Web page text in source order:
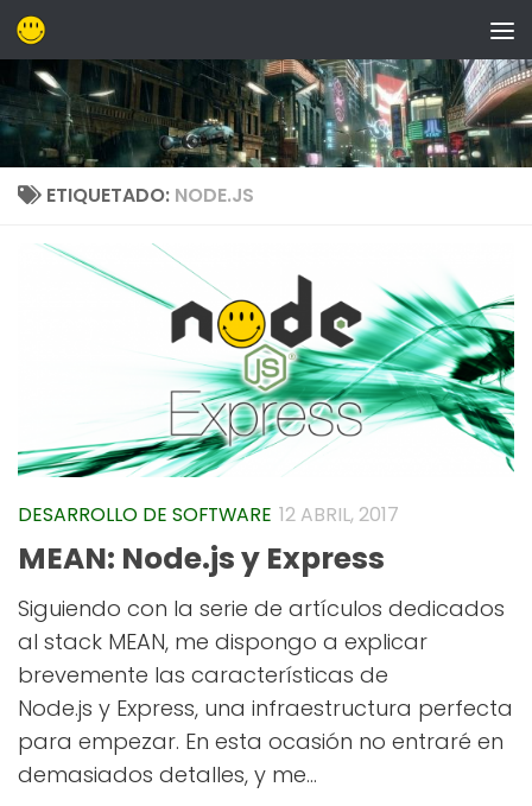
Saltar al contenido
ETIQUETADO: NODE.JS
DESARROLLO DE SOFTWARE 12 ABRIL, 2017
MEAN: Node.js y Express
Siguiendo con la serie de artículos dedicados
al stack MEAN, me dispongo a explicar
brevemente las características de
Node.js y Express, una infraestructura perfecta
para empezar. En esta ocasión no entraré en
demasiados detalles, y me...